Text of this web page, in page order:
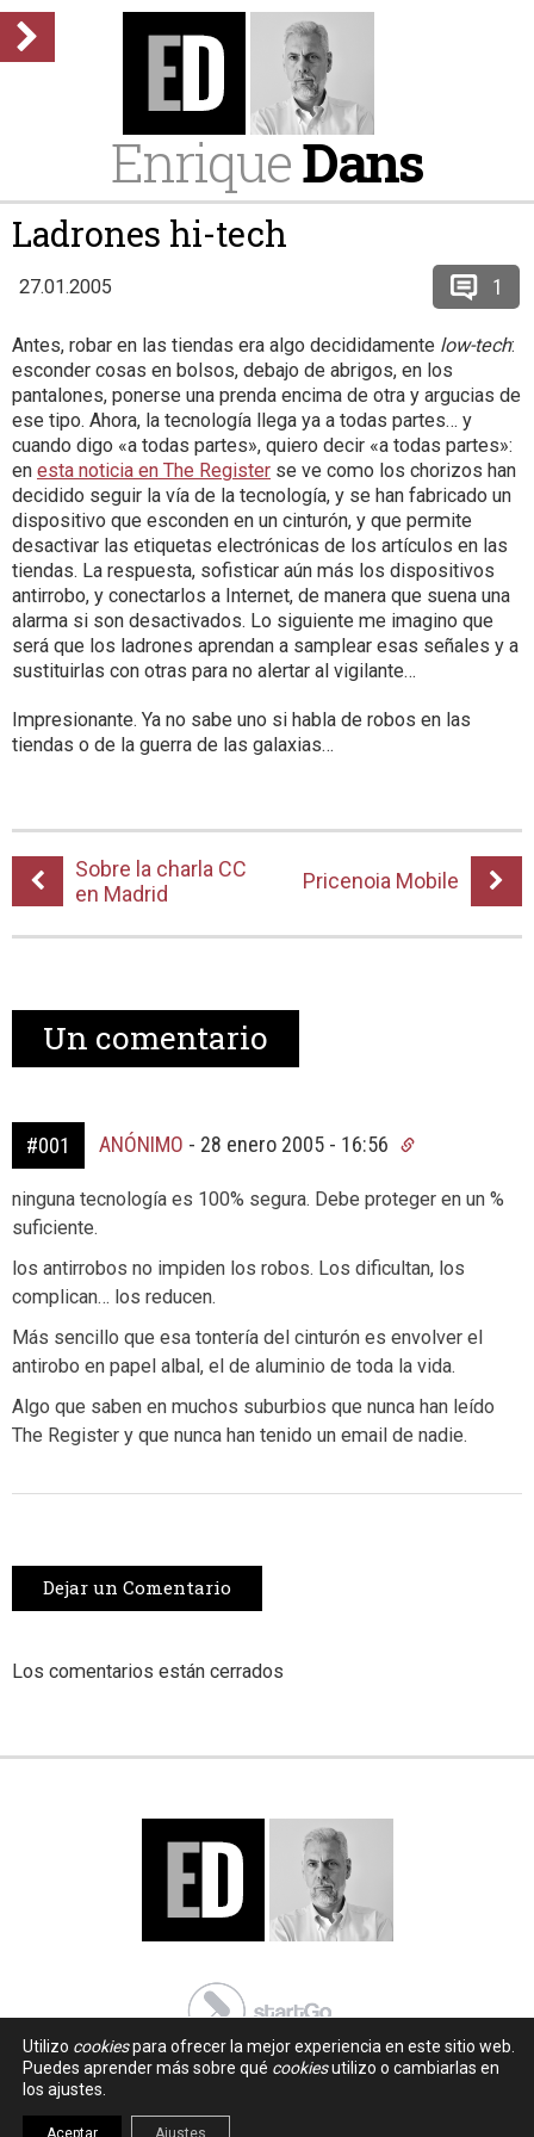
EnriqueDans
Ladrones hi-tech
27.01.2005 1
Antes, robar en las tiendas era algo decididamente low-tech:
esconder cosas en bolsos, debajo de abrigos, en los
pantalones, ponerse una prenda encima de otra y argucias de
ese tipo. Ahora, la tecnología llega ya a todas partes… y
cuando digo «a todas partes», quiero decir «a todas partes»:
en esta noticia en The Register se ve como los chorizos han
decidido seguir la vía de la tecnología, y se han fabricado un
dispositivo que esconden en un cinturón, y que permite
desactivar las etiquetas electrónicas de los artículos en las
tiendas. La respuesta, sofisticar aún más los dispositivos
antirrobo, y conectarlos a Internet, de manera que suena una
alarma si son desactivados. Lo siguiente me imagino que
será que los ladrones aprendan a samplear esas señales y a
sustituirlas con otras para no alertar al vigilante…
Impresionante. Ya no sabe uno si habla de robos en las
tiendas o de la guerra de las galaxias…
Sobre la charla CC
en Madrid
Pricenoia Mobile
Un comentario
#001 ANÓNIMO - 28 enero 2005 - 16:56
ninguna tecnología es 100% segura. Debe proteger en un %
suficiente.
los antirrobos no impiden los robos. Los dificultan, los
complican… los reducen.
Más sencillo que esa tontería del cinturón es envolver el
antirobo en papel albal, el de aluminio de toda la vida.
Algo que saben en muchos suburbios que nunca han leído
The Register y que nunca han tenido un email de nadie.
Dejar un Comentario
Los comentarios están cerrados
Utilizo cookiespara ofrecer la mejor experiencia en este sitio web.
Puedes aprender más sobre qué cookiesutilizo o cambiarlas en
los ajustes.
Aceptar Ajustes